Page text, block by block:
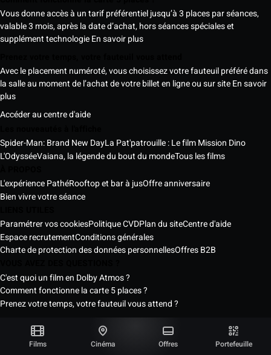
Films Cinéma Offres Portefeuille
Vous donne accès à un tarif préférentiel jusqu’à 3 places par séances,
valable 3 mois, après la date d’achat, hors séances spéciales et
supplément technologieEn savoir plus
Avec le placement numéroté, vous choisissez votre fauteuil préféré dans
la salle au moment de l’achat de votre billet en ligne ou sur siteEn savoir
plus
Accéder au centre d'aide
Spider-Man: Brand New DayLa Pat'patrouille : Le film Mission Dino
L'OdysséeVaiana, la légende du bout du mondeTous les films
L'expérience PathéRooftop et bar à jusOffre anniversaire
Bien vivre votre séance
Paramétrer vos cookiesPolitique CVDPlan du siteCentre d'aide
Espace recrutementConditions générales
Charte de protection des données personnellesOffres B2B
C'est quoi un film en Dolby Atmos ?
Comment fonctionne la carte 5 places ?
Prenez votre temps, votre fauteuil vous attend ?
Les Cinémas Pathé Sénégal © 2026
Tous droits réservés ®